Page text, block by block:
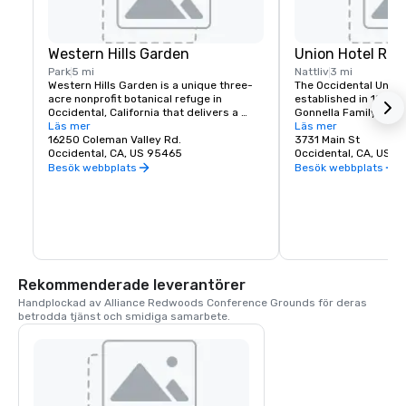
Western Hills Garden
Park5 mi
Western Hills Garden is a unique three-
acre nonprofit botanical refuge in
Occidental, California that delivers a
sensory explosion of textures, colors,
shapes, and sounds. It’s a stunning
example of cultivated biodiversity, home
to rare and important plant species,
Läs mer
16250 Coleman Valley Rd.
Occidental, CA, US 95465
Besök webbplats
Union Hotel
Nattliv3 mi
The Occidental
established in 1879.
Gonnella Family
building houses a
room, and The
opens at 6 am every
freshly baked
beer in town. The
Läs mer
3731 Main St
Occidental, CA, US
Besök webbplats
Rekommenderade leverantörer
Handplockad av Alliance Redwoods Conference Grounds för deras
betrodda tjänst och smidiga samarbete.